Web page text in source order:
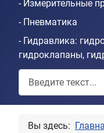
- Измерительные
- Пневматика
- Гидравлика:
гидроклапаны,
Пошук по сайту
Вы здесь: